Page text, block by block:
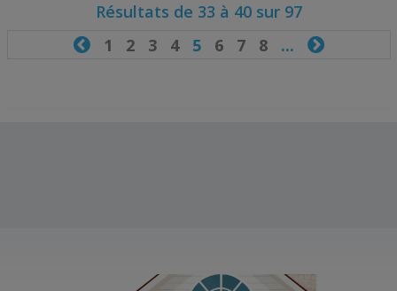
Résultats de 33 à 40 sur 97
 1 2 3 45 6 7 8... 